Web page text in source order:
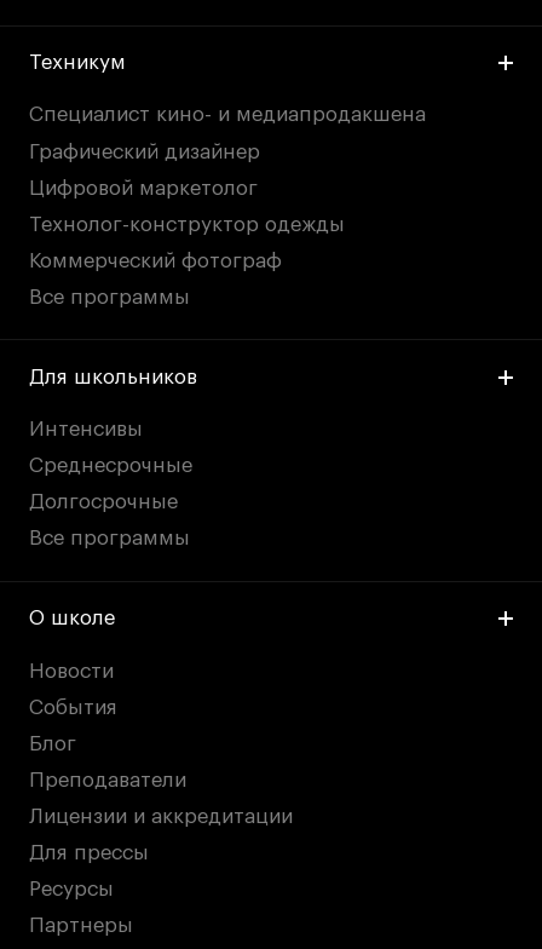
Техникум
Специалист кино- и медиапродакшена
Графический дизайнер
Цифровой маркетолог
Технолог-конструктор одежды
Коммерческий фотограф
Все программы
Для школьников
Интенсивы
Среднесрочные
Долгосрочные
Все программы
О школе
Новости
События
Блог
Преподаватели
Лицензии и аккредитации
Для прессы
Ресурсы
Партнеры